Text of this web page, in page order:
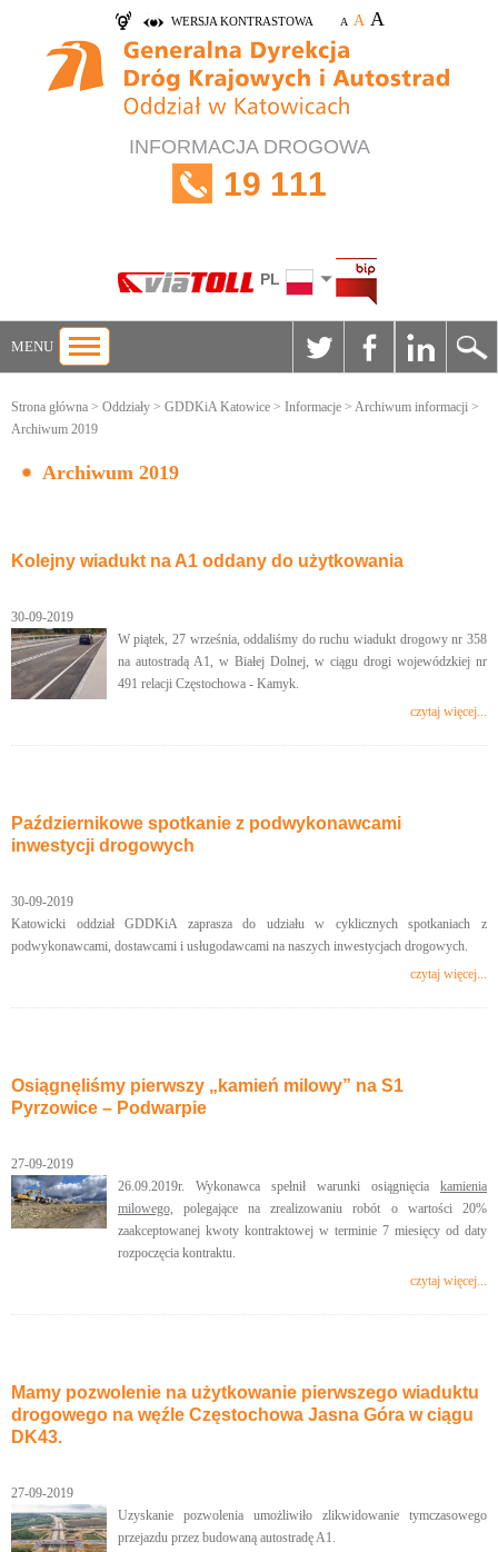
WERSJA KONTRASTOWA A A A
INFORMACJA DROGOWA
19 111
PL
MENU
Strona główna > Oddziały > GDDKiA Katowice > Informacje > Archiwum informacji >
Archiwum 2019
Archiwum 2019
Kolejny wiadukt na A1 oddany do użytkowania
30-09-2019
W piątek, 27 września, oddaliśmy do ruchu wiadukt drogowy nr 358
na autostradą A1, w Białej Dolnej, w ciągu drogi wojewódzkiej nr
491 relacji Częstochowa - Kamyk.
czytaj więcej...
Październikowe spotkanie z podwykonawcami
inwestycji drogowych
30-09-2019
Katowicki oddział GDDKiA zaprasza do udziału w cyklicznych spotkaniach z
podwykonawcami, dostawcami i usługodawcami na naszych inwestycjach drogowych.
czytaj więcej...
Osiągnęliśmy pierwszy „kamień milowy” na S1
Pyrzowice – Podwarpie
27-09-2019
26.09.2019r. Wykonawca spełnił warunki osiągnięcia kamienia
milowego, polegające na zrealizowaniu robót o wartości 20%
zaakceptowanej kwoty kontraktowej w terminie 7 miesięcy od daty
rozpoczęcia kontraktu.
czytaj więcej...
Mamy pozwolenie na użytkowanie pierwszego wiaduktu
drogowego na węźle Częstochowa Jasna Góra w ciągu
DK43.
27-09-2019
Uzyskanie pozwolenia umożliwiło zlikwidowanie tymczasowego
przejazdu przez budowaną autostradę A1.